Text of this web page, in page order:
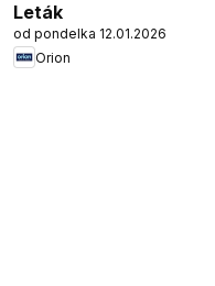
Leták
od pondelka 12.01.2026
Orion